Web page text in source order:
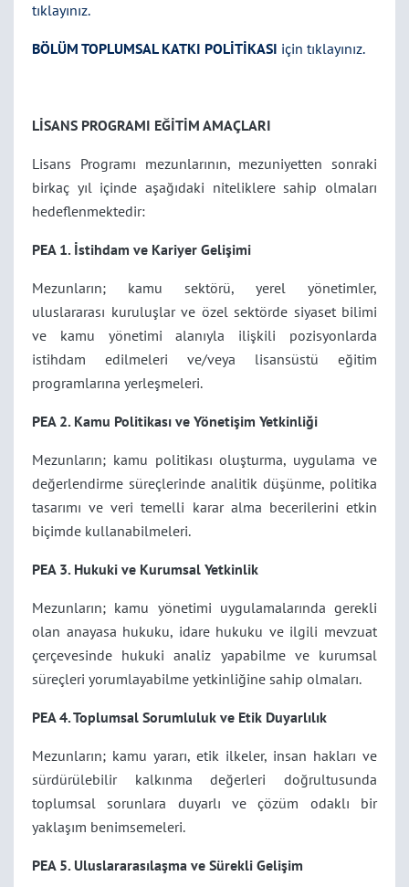
tıklayınız.
BÖLÜM TOPLUMSAL KATKI POLİTİKASI için tıklayınız.
LİSANS PROGRAMI EĞİTİM AMAÇLARI
Lisans Programı mezunlarının, mezuniyetten sonraki
birkaç yıl içinde aşağıdaki niteliklere sahip olmaları
hedeflenmektedir:
PEA 1. İstihdam ve Kariyer Gelişimi
Mezunların; kamu sektörü, yerel yönetimler,
uluslararası kuruluşlar ve özel sektörde siyaset bilimi
ve kamu yönetimi alanıyla ilişkili pozisyonlarda
istihdam edilmeleri ve/veya lisansüstü eğitim
programlarına yerleşmeleri.
PEA 2. Kamu Politikası ve Yönetişim Yetkinliği
Mezunların; kamu politikası oluşturma, uygulama ve
değerlendirme süreçlerinde analitik düşünme, politika
tasarımı ve veri temelli karar alma becerilerini etkin
biçimde kullanabilmeleri.
PEA 3. Hukuki ve Kurumsal Yetkinlik
Mezunların; kamu yönetimi uygulamalarında gerekli
olan anayasa hukuku, idare hukuku ve ilgili mevzuat
çerçevesinde hukuki analiz yapabilme ve kurumsal
süreçleri yorumlayabilme yetkinliğine sahip olmaları.
PEA 4. Toplumsal Sorumluluk ve Etik Duyarlılık
Mezunların; kamu yararı, etik ilkeler, insan hakları ve
sürdürülebilir kalkınma değerleri doğrultusunda
toplumsal sorunlara duyarlı ve çözüm odaklı bir
yaklaşım benimsemeleri.
PEA 5. Uluslararasılaşma ve Sürekli Gelişim